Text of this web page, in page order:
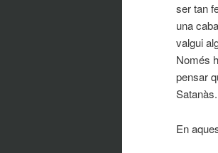
ser tan
una
valgui
Només
pensar
Satanàs.
En